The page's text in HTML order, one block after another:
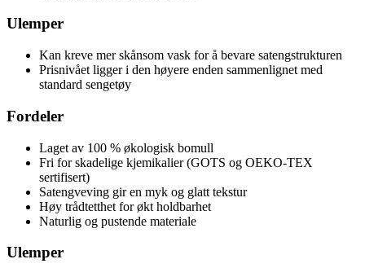
Ulemper
Kan kreve mer skånsom vask for å bevare satengstrukturen
Prisnivået ligger i den høyere enden sammenlignet med
standard sengetøy
Fordeler
Laget av 100 % økologisk bomull
Fri for skadelige kjemikalier (GOTS og OEKO-TEX
sertifisert)
Satengveving gir en myk og glatt tekstur
Høy trådtetthet for økt holdbarhet
Naturlig og pustende materiale
Ulemper